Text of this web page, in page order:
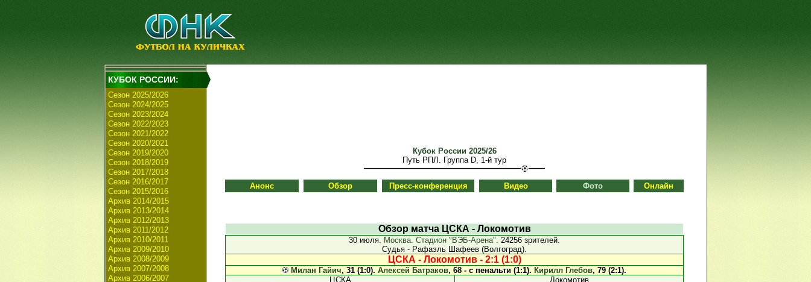
КУБОК РОССИИ:
Сезон 2025/2026
Сезон 2024/2025
Сезон 2023/2024
Сезон 2022/2023
Сезон 2021/2022
Сезон 2020/2021
Сезон 2019/2020
Сезон 2018/2019
Сезон 2017/2018
Сезон 2016/2017
Сезон 2015/2016
Архив 2014/2015
Архив 2013/2014
Архив 2012/2013
Архив 2011/2012
Архив 2010/2011
Архив 2009/2010
Архив 2008/2009
Архив 2007/2008
Архив 2006/2007
Кубок России 2025/26
Путь РПЛ. Группа D, 1-й тур
Анонс Обзор Пресс-конференция Видео Фото Онлайн
Обзор матча ЦСКА - Локомотив
30 июля. Москва. Стадион "ВЭБ-Арена". 24256 зрителей.
Судья - Рафаэль Шафеев (Волгоград).
ЦСКА - Локомотив - 2:1 (1:0)
Милан Гайич, 31 (1:0). Алексей Батраков, 68 - с пенальти (1:1). Кирилл Глебов, 79 (2:1).
ЦСКА
Локомотив